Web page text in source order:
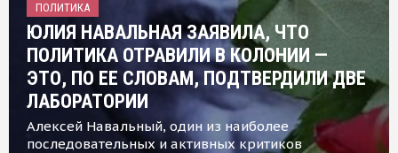
ПОЛИТИКА
ЮЛИЯ НАВАЛЬНАЯ ЗАЯВИЛА, ЧТО
ПОЛИТИКА ОТРАВИЛИ В КОЛОНИИ —
ЭТО, ПО ЕЕ СЛОВАМ, ПОДТВЕРДИЛИ ДВЕ
ЛАБОРАТОРИИ
Алексей Навальный, один из наиболее
последовательных и активных критиков